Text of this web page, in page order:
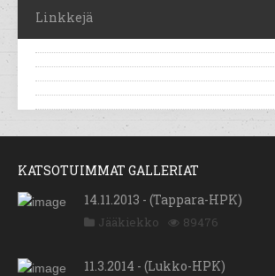
Linkkejä
KATSOTUIMMAT GALLERIAT
14.11.2013 - (Tappara-HPK)
Jääkiekko 89476
11.3.2014 - (Lukko-HPK)